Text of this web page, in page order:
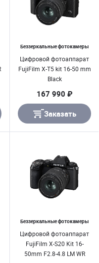
Беззеркальные фотокамеры
Цифровой фотоаппарат
FujiFilm X-T5 kit 16-50 mm
Black
167 990 ₽
Заказать
Беззеркальные фотокамеры
Цифровой фотоаппарат
FujiFilm X-S20 Kit 16-
50mm F2.8-4.8 LM WR